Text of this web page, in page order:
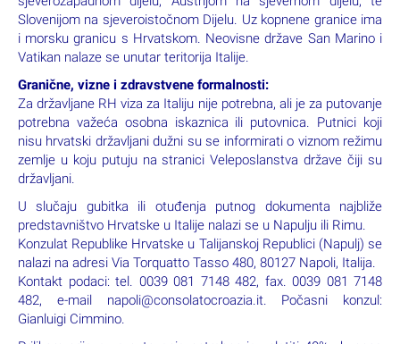
ako nije u programu putovanja navedeno plaćanje prije puta.
- Organizator putovanja nije odgovoran za povećanje cijena
ulaznica, fakultativnih izleta navedenih u programu na dan
formiranja programa.
- Organizator putovanja ne snosi odgovornost za eventualne
drugačije usmene informacije o programu putovanja.
- Organizator putovanja zadržava pravo promjene redoslijeda
programa.
Italija je država na jugu Europe. Sastoji se od poluotoka i dva
velika otoka na Sredozemnom moru, Sicilije i Sardinije. Jedinu
kopnena granica joj se nalazi na sjeveru, na Alpama, gdje
graniči s Francuskom u zapadnom dijelu, Švicarskom na
sjeverozapadnom dijelu, Austrijom na sjevernom dijelu, te
Slovenijom na sjeveroistočnom Dijelu. Uz kopnene granice ima
i morsku granicu s Hrvatskom. Neovisne države San Marino i
Vatikan nalaze se unutar teritorija Italije.
Granične, vizne i zdravstvene formalnosti: